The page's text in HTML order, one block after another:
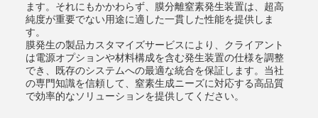
ます。それにもかかわらず、膜分離窒素発生装置は、超高
純度が重要でない用途に適した一貫した性能を提供しま
す。
膜発生の製品カスタマイズサービスにより、クライアント
は電源オプションや材料構成を含む発生装置の仕様を調整
でき、既存のシステムへの最適な統合を保証します。当社
の専門知識を信頼して、窒素生成ニーズに対応する高品質
で効率的なソリューションを提供してください。